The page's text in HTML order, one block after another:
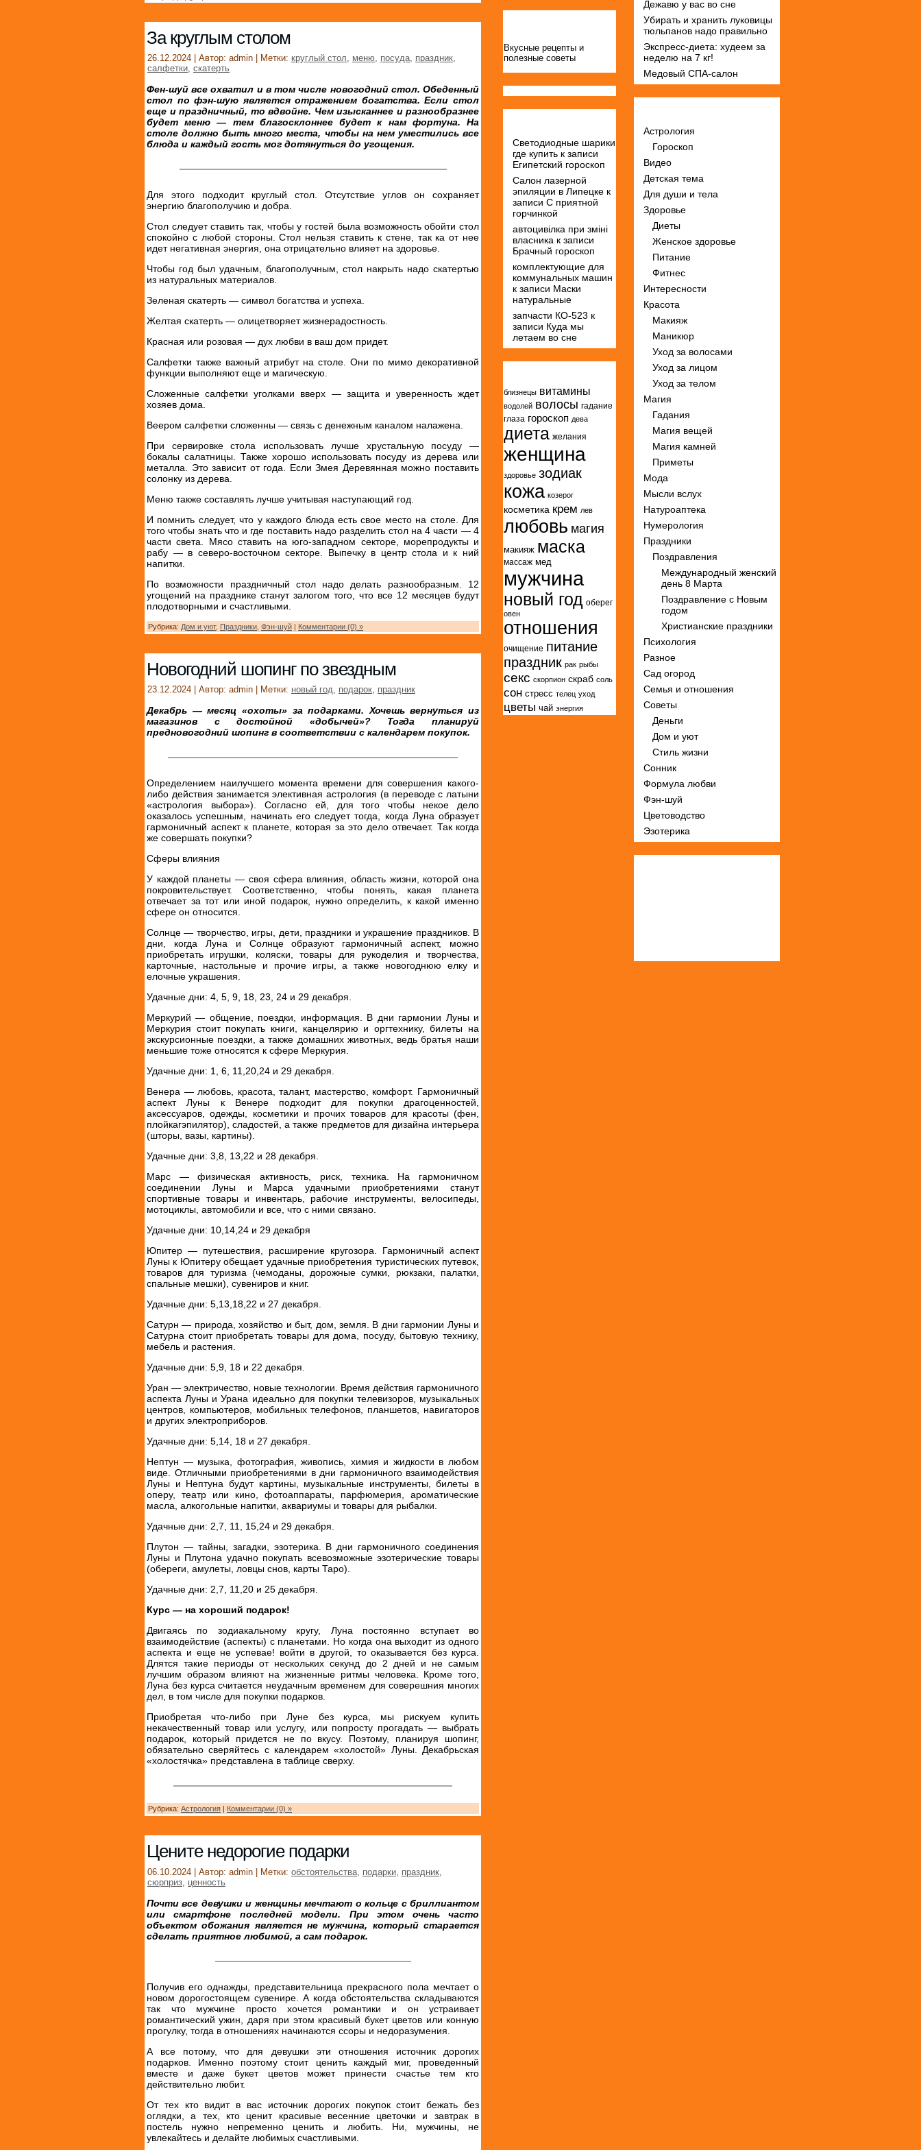
За круглым столом
26.12.2024 | Автор: admin | Метки: круглый стол меню посуда праздник
салфетки скатерть
Фен-шуй все охватил и в том числе новогодний стол. Обеденный
стол по фэн-шую является отражением богатства. Если стол
еще и праздничный, то вдвойне. Чем изысканнее и разнообразнее
будет меню — тем благосклоннее будет к нам фортуна. На
столе должно быть много места, чтобы на нем уместились все
блюда и каждый гость мог дотянуться до угощения.
Для этого подходит круглый стол. Отсутствие углов он сохраняет
энергию благополучию и добра.
Стол следует ставить так, чтобы у гостей была возможность обойти стол
спокойно с любой стороны. Стол нельзя ставить к стене, так ка от нее
идет негативная энергия, она отрицательно влияет на здоровье.
Чтобы год был удачным, благополучным, стол накрыть надо скатертью
из натуральных материалов.
Зеленая скатерть — символ богатства и успеха.
Желтая скатерть — олицетворяет жизнерадостность.
Красная или розовая — дух любви в ваш дом придет.
Салфетки также важный атрибут на столе. Они по мимо декоративной
функции выполняют еще и магическую.
Сложенные салфетки уголками вверх — защита и уверенность ждет
хозяев дома.
Веером салфетки сложенны — связь с денежным каналом налажена.
При сервировке стола использовать лучше хрустальную посуду —
бокалы салатницы. Также хорошо использовать посуду из дерева или
металла. Это зависит от года. Если Змея Деревянная можно поставить
солонку из дерева.
Меню также составлять лучше учитывая наступающий год.
И помнить следует, что у каждого блюда есть свое место на столе. Для
того чтобы знать что и где поставить надо разделить стол на 4 части — 4
части света. Мясо ставить на юго-западном секторе, морепродукты и
рабу — в северо-восточном секторе. Выпечку в центр стола и к ний
напитки.
По возможности праздничный стол надо делать разнообразным. 12
угощений на празднике станут залогом того, что все 12 месяцев будут
плодотворными и счастливыми.
Рубрика: Дом и уют, Праздники Фэн-шуй | Комментарии (0) »
Новогодний шопинг по звездным
23.12.2024 | Автор: admin | Метки: новый год, подарок, праздник
Декабрь — месяц «охоты» за подарками. Хочешь вернуться из
магазинов с достойной «добычей»? Тогда планируй
предновогодний шопинг в соответствии с календарем покупок.
Определением наилучшего момента времени для совершения какого-
либо действия занимается элективная астрология (в переводе с латыни
«астрология выбора»). Согласно ей, для того чтобы некое дело
оказалось успешным, начинать его следует тогда, когда Луна образует
гармоничный аспект к планете, которая за это дело отвечает. Так когда
же совершать покупки?
Сферы влияния
У каждой планеты — своя сфера влияния, область жизни, которой она
покровительствует. Соответственно, чтобы понять, какая планета
отвечает за тот или иной подарок, нужно определить, к какой именно
сфере он относится.
Солнце — творчество, игры, дети, праздники и украшение праздников. В
дни, когда Луна и Солнце образуют гармоничный аспект, можно
приобретать игрушки, коляски, товары для рукоделия и творчества,
карточные, настольные и прочие игры, а также новогоднюю елку и
елочные украшения.
Удачные дни: 4, 5, 9, 18, 23, 24 и 29 декабря.
Меркурий — общение, поездки, информация. В дни гармонии Луны и
Меркурия стоит покупать книги, канцелярию и оргтехнику, билеты на
экскурсионные поездки, а также домашних животных, ведь братья наши
меньшие тоже относятся к сфере Меркурия.
Удачные дни: 1, 6, 11,20,24 и 29 декабря.
Венера — любовь, красота, талант, мастерство, комфорт. Гармоничный
аспект Луны к Венере подходит для покупки драгоценностей,
аксессуаров, одежды, косметики и прочих товаров для красоты (фен,
плойкагэпилятор), сладостей, а также предметов для дизайна интерьера
(шторы, вазы, картины).
Удачные дни: 3,8, 13,22 и 28 декабря.
Марс — физическая активность, риск, техника. На гармоничном
соединении Луны и Марса удачными приобретениями станут
спортивные товары и инвентарь, рабочие инструменты, велосипеды,
мотоциклы, автомобили и все, что с ними связано.
Удачные дни: 10,14,24 и 29 декабря
Юпитер — путешествия, расширение кругозора. Гармоничный аспект
Луны к Юпитеру обещает удачные приобретения туристических путевок,
товаров для туризма (чемоданы, дорожные сумки, рюкзаки, палатки,
спальные мешки), сувениров и книг.
Удачные дни: 5,13,18,22 и 27 декабря.
Сатурн — природа, хозяйство и быт, дом, земля. В дни гармонии Луны и
Сатурна стоит приобретать товары для дома, посуду, бытовую технику,
мебель и растения.
Удачные дни: 5,9, 18 и 22 декабря.
Уран — электричество, новые технологии. Время действия гармоничного
аспекта Луны и Урана идеально для покупки телевизоров, музыкальных
центров, компьютеров, мобильных телефонов, планшетов, навигаторов
и других электроприборов.
Удачные дни: 5,14, 18 и 27 декабря.
Нептун — музыка, фотография, живопись, химия и жидкости в любом
виде. Отличными приобретениями в дни гармоничного взаимодействия
Луны и Нептуна будут картины, музыкальные инструменты, билеты в
оперу, театр или кино, фотоаппараты, парфюмерия, ароматические
масла, алкогольные напитки, аквариумы и товары для рыбалки.
Удачные дни: 2,7, 11, 15,24 и 29 декабря.
Плутон — тайны, загадки, эзотерика. В дни гармоничного соединения
Луны и Плутона удачно покупать всевозможные эзотерические товары
(обереги, амулеты, ловцы снов, карты Таро).
Удачные дни: 2,7, 11,20 и 25 декабря.
Курс — на хороший подарок!
Двигаясь по зодиакальному кругу, Луна постоянно вступает во
взаимодействие (аспекты) с планетами. Но когда она выходит из одного
аспекта и еще не успевае! войти в другой, то оказывается без курса.
Длятся такие периоды от нескольких секунд до 2 дней и не самым
лучшим образом влияют на жизненные ритмы человека. Кроме того,
Луна без курса считается неудачным временем для соверешния многих
дел, в том числе для покупки подарков.
Приобретая что-либо при Луне без курса, мы рискуем купить
некачественный товар или услугу, или попросту прогадать — выбрать
подарок, который придется не по вкусу. Поэтому, планируя шопинг,
обязательно сверяйтесь с календарем «холостой» Луны. Декабрьская
«холостячка» представлена в таблице сверху.
Рубрика: Астрология Комментарии (0) »
Цените недорогие подарки
06.10.2024 | Автор: admin | Метки: обстоятельства подарки праздник
сюрприз ценность
Почти все девушки и женщины мечтают о кольце с бриллиантом
или смартфоне последней модели. При этом очень часто
объектом обожания является не мужчина, который старается
сделать приятное любимой, а сам подарок.
Получив его однажды, представительница прекрасного пола мечтает о
новом дорогостоящем сувенире. А когда обстоятельства складываются
так что мужчине просто хочется романтики и он устраивает
романтический ужин, даря при этом красивый букет цветов или конную
прогулку, тогда в отношениях начинаются ссоры и недоразумения.
А все потому, что для девушки эти отношения источник дорогих
подарков. Именно поэтому стоит ценить каждый миг, проведенный
вместе и даже букет цветов может принести счастье тем кто
действительно любит.
От тех кто видит в вас источник дорогих покупок стоит бежать без
оглядки, а тех, кто ценит красивые весенние цветочки и завтрак в
постель нужно непременно ценить и любить. Ни, мужчины, не
увлекайтесь и делайте любимых счастливыми.
Вкусные рецепты и
полезные советы
Светодиодные шарики
где купить к записи
Египетский гороскоп
Салон лазерной
эпиляции в Липецке к
записи С приятной
горчинкой
автоцивілка при зміні
власника к записи
Брачный гороскоп
комплектующие для
коммунальных машин
к записи Маски
натуральные
запчасти КО-523 к
записи Куда мы
летаем во сне
близнецы витамины
водолей волосы гадание
глаза гороскоп дева
диета желания
женщина
здоровье зодиак
кожа козерог
косметика крем лев
любовь магия
макияж маска
массаж мед
мужчина
новый год оберег
овен
отношения
очищение питание
праздник рак рыбы
секс скорпион скраб соль
сон стресс телец уход
цветы чай энергия
Дежавю у вас во сне
Убирать и хранить луковицы
тюльпанов надо правильно
Экспресс-диета: худеем за
неделю на 7 кг!
Медовый СПА-салон
Астрология
Гороскоп
Видео
Детская тема
Для души и тела
Здоровье
Диеты
Женское здоровье
Питание
Фитнес
Интересности
Красота
Макияж
Маникюр
Уход за волосами
Уход за лицом
Уход за телом
Магия
Гадания
Магия вещей
Магия камней
Приметы
Мода
Мысли вслух
Натуроаптека
Нумерология
Праздники
Поздравления
Международный женский
день 8 Марта
Поздравление с Новым
годом
Христианские праздники
Психология
Разное
Сад огород
Семья и отношения
Советы
Деньги
Дом и уют
Стиль жизни
Сонник
Формула любви
Фэн-шуй
Цветоводство
Эзотерика